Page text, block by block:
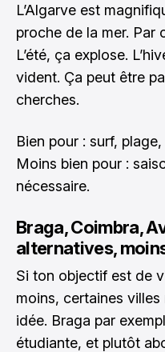
L’Algarve est
proche de la mer. Par
L’été, ça explose.
vident. Ça peut être
cherches.
Bien pour : surf,
Moins bien pour :
nécessaire.
Braga, Coimbra,
alternatives,
Si ton objectif est de
moins, certaines
idée. Braga par
étudiante, et plutôt